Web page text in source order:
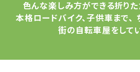
色んな楽しみ方ができる折り
本格ロードバイク、子供車まで、
街の自転車屋をしてい